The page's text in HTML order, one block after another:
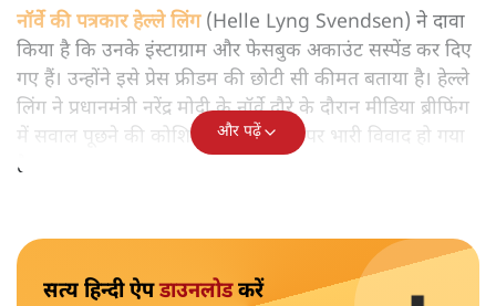
नॉर्वे की पत्रकार हेल्ले लिंग(Helle Lyng Svendsen) ने दावा
किया है कि उनके इंस्टाग्राम और फेसबुक अकाउंट सस्पेंड कर दिए
गए हैं। उन्होंने इसे प्रेस फ्रीडम की छोटी सी कीमत बताया है। हेल्ले
लिंग ने प्रधानमंत्री नरेंद्र मोदी के नॉर्वे दौरे के दौरान मीडिया ब्रीफिंग
में सवाल पूछने की कोशिश की थी। जिस पर भारी विवाद हो गया
है।
और पढ़ें
सत्य हिन्दी ऐपडाउनलोडकरें